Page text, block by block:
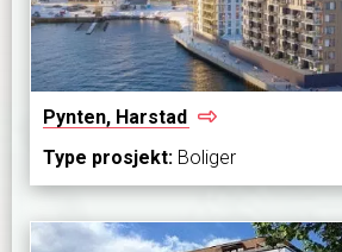
Pynten, Harstad
Type prosjekt: Boliger